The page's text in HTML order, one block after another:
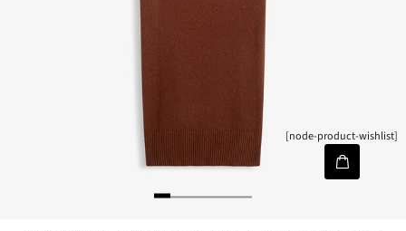
[node-product-wishlist]